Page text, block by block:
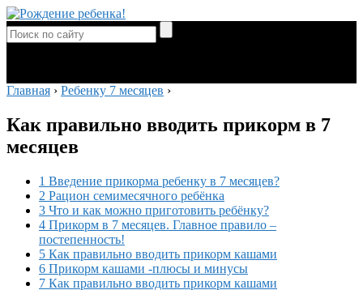
Главная › Ребенку 7 месяцев ›
Как правильно вводить прикорм в 7
месяцев
1 Введение прикорма ребенку в 7 месяцев?
2 Рацион семимесячного ребёнка
3 Что и как можно приготовить ребёнку?
4 Прикорм в 7 месяцев. Главное правило –
постепенность!
5 Как правильно вводить прикорм кашами
6 Прикорм кашами -плюсы и минусы
7 Как правильно вводить прикорм кашами